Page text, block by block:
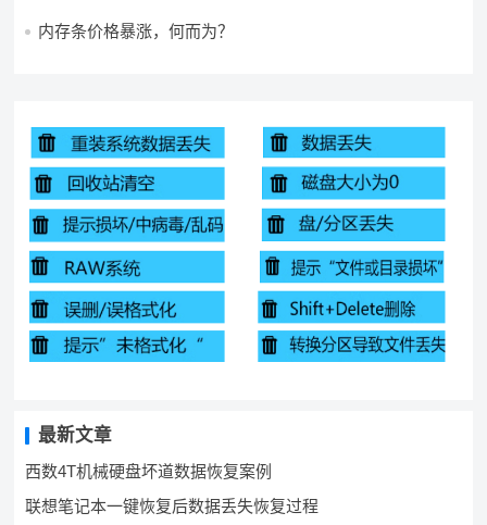
内存条价格暴涨，何而为？
最新文章
西数4T机械硬盘坏道数据恢复案例
联想笔记本一键恢复后数据丢失恢复过程